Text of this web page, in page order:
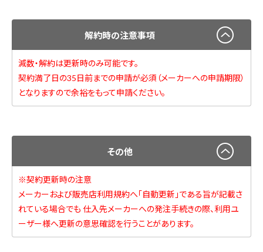
解約時の注意事項
減数・解約は更新時のみ可能です。
契約満了日の35日前までの申請が必須（メーカーへの申請期限）
となりますので余裕をもって申請ください。
その他
※契約更新時の注意
メーカーおよび販売店利用規約へ「自動更新」である旨が記載さ
れている場合でも 仕入先メーカーへの発注手続きの際、利用ユ
ーザー様へ更新の意思確認を行うことがあります。